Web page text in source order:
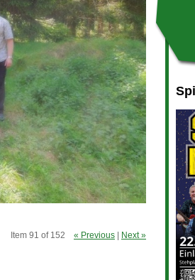
Item 91 of 152 « Previous | Next »